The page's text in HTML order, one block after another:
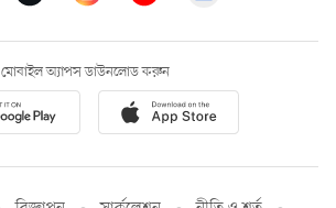
মোবাইল অ্যাপস ডাউনলোড করুন